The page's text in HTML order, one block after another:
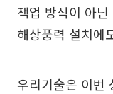
잭업 방식이 아
해상풍력 설치에
우리기술은 이번